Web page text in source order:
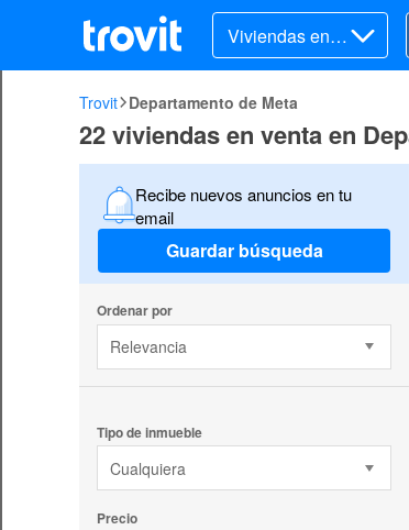
Viviendas en v
enta
Trovit Departamento de Meta
22 viviendas en venta en
Recibe nuevos anuncios en tu
email
Guardar búsqueda
Ordenar por
Relevancia
Tipo de inmueble
Cualquiera
Precio